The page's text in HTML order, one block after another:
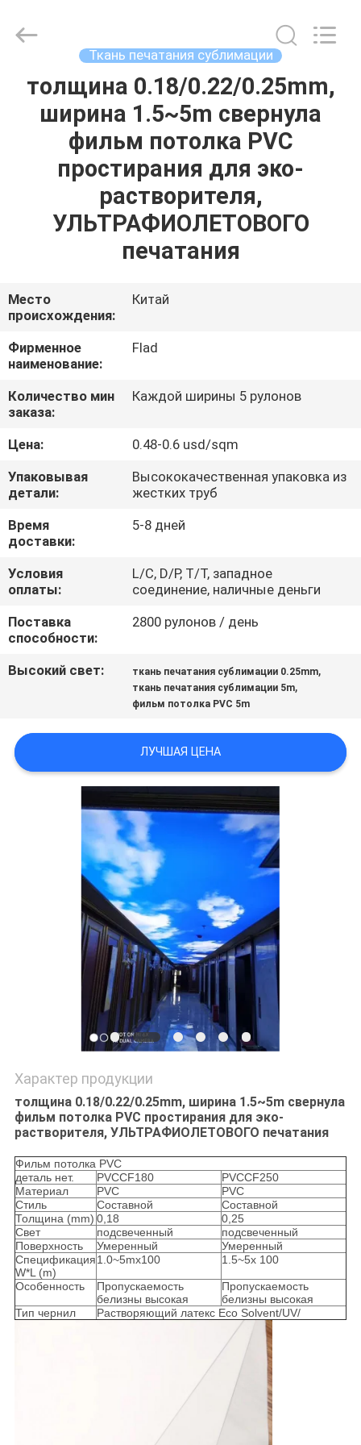
ДОМОЙ
ПРОДУКТЫ
ЭКСКУРСИЯ
ПО
ЗАВОДУ
КОНТРОЛЬ
КАЧЕСТВА
СВЯЖИТЕСЬ
С
НАМИ
ЦИТАТУ
КАРТА
САЙТА
POLICY
Material
Co.,Ltd.
Ткань печатания сублимации
толщина 0.18/0.22/0.25mm,
ширина 1.5~5m свернула
фильм потолка PVC
простирания для эко-
растворителя,
УЛЬТРАФИОЛЕТОВОГО
печатания
Место
происхождения:
Китай
Фирменное
наименование:
Flad
Количество мин
заказа:
Каждой ширины 5 рулонов
Цена:
0.48-0.6 usd/sqm
Упаковывая
детали:
Высококачественная упаковка из
жестких труб
Время
доставки:
5-8 дней
Условия
оплаты:
L/C, D/P, T/T, западное
соединение, наличные деньги
Поставка
способности:
2800 рулонов / день
Высокий свет: ткань печатания сублимации 0.25mm,
ткань печатания сублимации 5m,
фильм потолка PVC 5m
ЛУЧШАЯ ЦЕНА
Характер продукции
толщина 0.18/0.22/0.25mm, ширина 1.5~5m свернула
фильм потолка PVC простирания для эко-
растворителя, УЛЬТРАФИОЛЕТОВОГО печатания
Фильм потолка PVC
деталь нет.
PVCCF180
PVCCF250
Материал
PVC
PVC
Стиль
Составной
Составной
Толщина (mm) 0,18
0,25
Свет
подсвеченный
подсвеченный
Поверхность
Умеренный
Умеренный
Спецификация
W*L (m)
1.0~5mx100 1.5~5x 100
Особенность
Пропускаемость
белизны высокая
Пропускаемость
белизны высокая
Тип чернил
Растворяющий латекс Eco Solvent/UV/